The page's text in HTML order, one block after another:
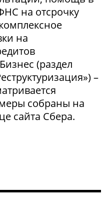
на отсрочку
на
(раздел
–
собраны на
сайта Сбера.